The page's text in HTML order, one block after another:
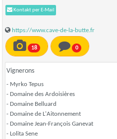
Kontakt per E-Mail
https://www.cave-de-la-butte.fr
18 0
Vignerons
- Myrko Tepus
- Domaine des Ardoisières
- Domaine Belluard
- Domaine de L'Aitonnement
- Domaine Jean-François Ganevat
- Lolita Sene